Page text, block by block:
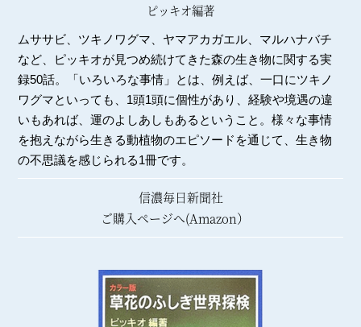
ピッキオ編著
ムササビ、ツキノワグマ、ヤマアカガエル、マルハナバチ
など、ピッキオが見つめ続けてきた森の生き物に関する実
録50話。「いろいろな事情」とは、例えば、一口にツキノ
ワグマといっても、1頭1頭に個性があり、経験や境遇の違
いもあれば、運のよしあしもあるということ。様々な事情
を抱えながら生きる動植物のエピソードを通じて、生き物
の不思議を感じられる1冊です。
信濃毎日新聞社
ご購入ページへ(Amazon）